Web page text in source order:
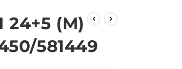
24+5 (M)
581449